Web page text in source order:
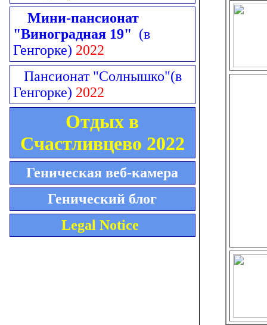
Мини-пансионат
"Виноградная 19" (в
Генгорке) 2022
Пансионат "Солнышко"(в
Генгорке) 2022
Отдых в
Счастливцево 2022
Геническая веб-камера
Генический блог
Legal Notice